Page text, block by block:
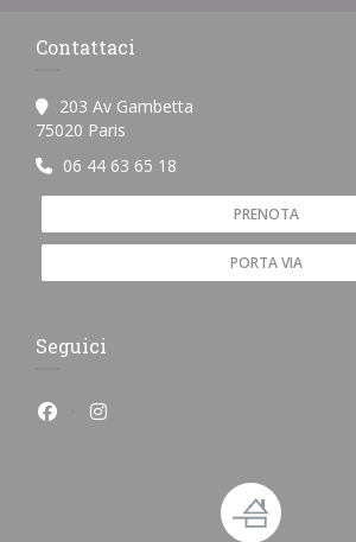
Contattaci
203 Av Gambetta
75020 Paris
06 44 63 65 18
PRENOTA
PORTA VIA
Seguici
Facebook ((apre una nuova
Instagram ((apre una nuova